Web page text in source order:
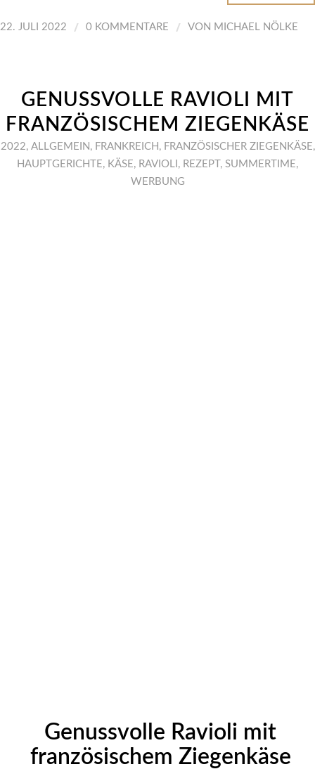
22. JULI 2022 / 0 KOMMENTARE / VON MICHAEL NÖLKE
GENUSSVOLLE RAVIOLI MIT
FRANZÖSISCHEM ZIEGENKÄSE
2022, ALLGEMEIN , FRANKREICH , FRANZÖSISCHER ZIEGENKÄSE,
HAUPTGERICHTE, KÄSE, RAVIOLI , REZEPT, SUMMERTIME,
WERBUNG
Genussvolle Ravioli mit
französischem Ziegenkäse